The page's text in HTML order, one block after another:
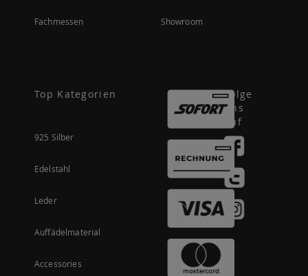
Fachmessen Showroom
Top Kategorien
925 Silber
Edelstahl
Leder
Auffädelmaterial
Accessories
Folge
uns
auf